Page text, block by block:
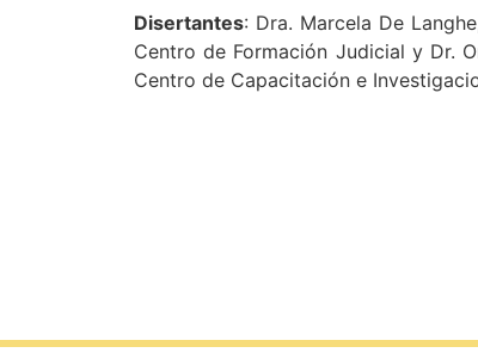
Disertantes: Dra. Marcela De
Centro de Formación Judicial y Dr.
Centro de Capacitación e